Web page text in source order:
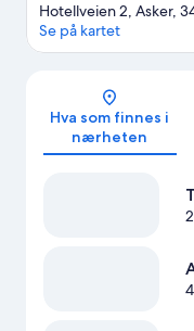
Hotellveien 2, Asker,
Se på kartet
Hva som finnes i
nærheten